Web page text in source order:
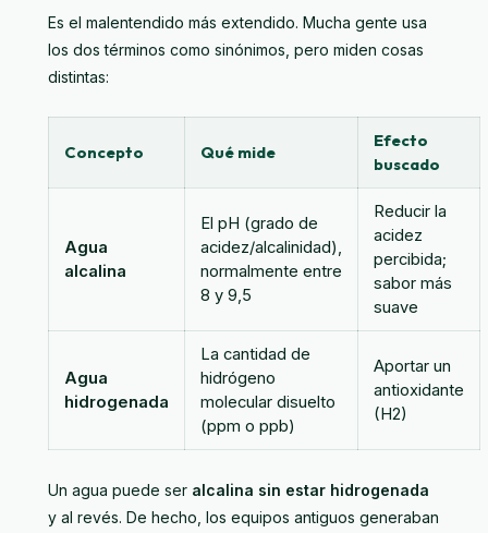
Es el malentendido más extendido. Mucha gente usa
los dos términos como sinónimos, pero miden cosas
distintas:
Concepto Qué mide
Efecto
buscado
Agua
alcalina
El pH (grado de
acidez/alcalinidad),
normalmente entre
8 y 9,5
Reducir la
acidez
percibida;
sabor más
suave
Agua
hidrogenada
La cantidad de
hidrógeno
molecular disuelto
(ppm o ppb)
Aportar un
antioxidante
(H2)
Un agua puede ser alcalina sin estar hidrogenada
y al revés. De hecho, los equipos antiguos generaban